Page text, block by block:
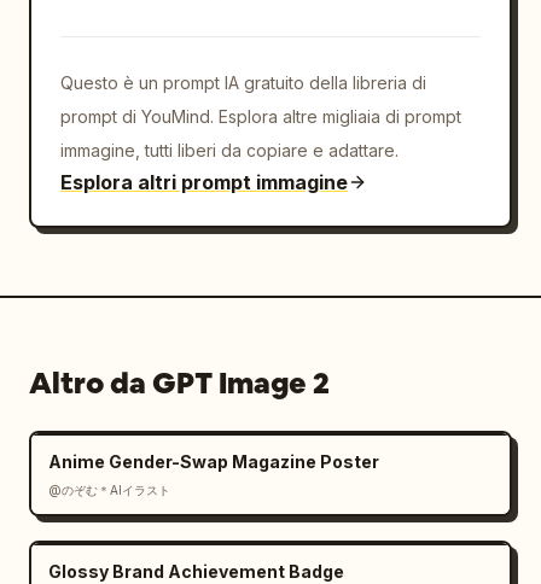
Questo è un prompt IA gratuito della libreria di
prompt di YouMind. Esplora altre migliaia di prompt
immagine, tutti liberi da copiare e adattare.
Esplora altri prompt immagine
Altro da GPT Image 2
Anime Gender-Swap Magazine Poster
@のぞむ＊AIイラスト
Glossy Brand Achievement Badge